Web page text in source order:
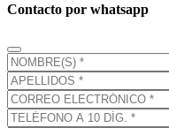
Contacto por whatsapp